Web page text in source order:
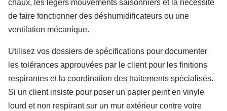
chaux, les légers mouvements saisonniers et la nécessité
de faire fonctionner des déshumidificateurs ou une
ventilation mécanique.
Utilisez vos dossiers de spécifications pour documenter
les tolérances approuvées par le client pour les finitions
respirantes et la coordination des traitements spécialisés.
Si un client insiste pour poser un papier peint en vinyle
lourd et non respirant sur un mur extérieur contre votre